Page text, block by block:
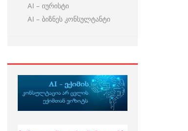
AI – იურისტი
AI – ბიზნეს კონსულტანტი